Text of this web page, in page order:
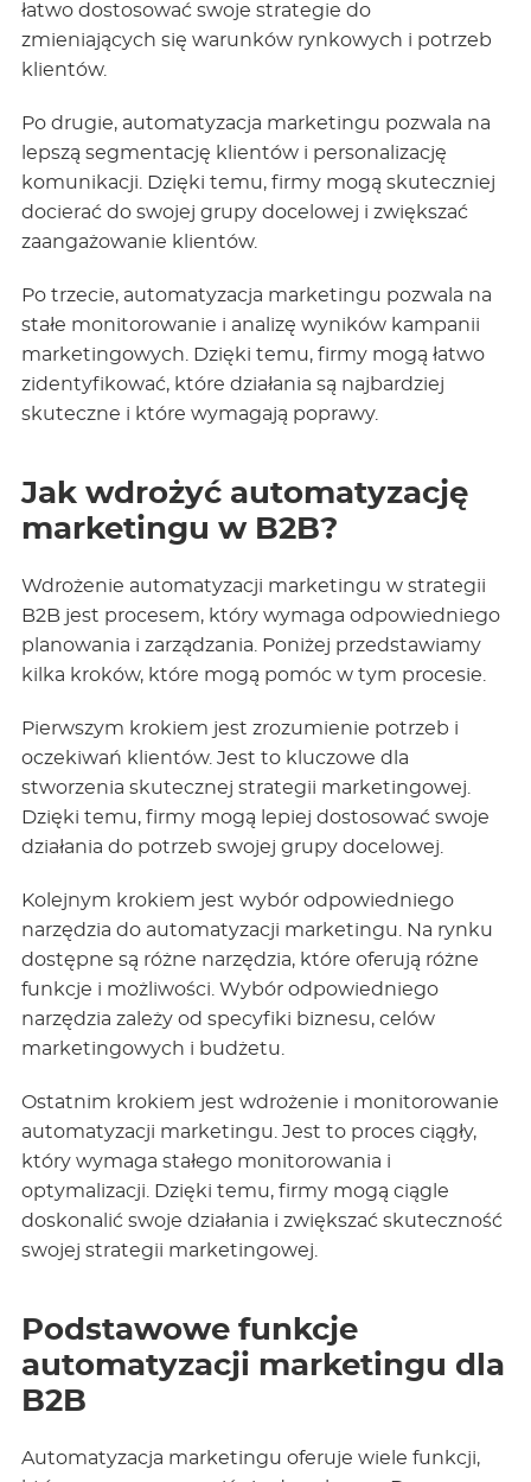
łatwo dostosować swoje strategie do
zmieniających się warunków rynkowych i potrzeb
klientów.
Po drugie, automatyzacja marketingu pozwala na
lepszą segmentację klientów i personalizację
komunikacji. Dzięki temu, firmy mogą skuteczniej
docierać do swojej grupy docelowej i zwiększać
zaangażowanie klientów.
Po trzecie, automatyzacja marketingu pozwala na
stałe monitorowanie i analizę wyników kampanii
marketingowych. Dzięki temu, firmy mogą łatwo
zidentyfikować, które działania są najbardziej
skuteczne i które wymagają poprawy.
Jak wdrożyć automatyzację
marketingu w B2B?
Wdrożenie automatyzacji marketingu w strategii
B2B jest procesem, który wymaga odpowiedniego
planowania i zarządzania. Poniżej przedstawiamy
kilka kroków, które mogą pomóc w tym procesie.
Pierwszym krokiem jest zrozumienie potrzeb i
oczekiwań klientów. Jest to kluczowe dla
stworzenia skutecznej strategii marketingowej.
Dzięki temu, firmy mogą lepiej dostosować swoje
działania do potrzeb swojej grupy docelowej.
Kolejnym krokiem jest wybór odpowiedniego
narzędzia do automatyzacji marketingu. Na rynku
dostępne są różne narzędzia, które oferują różne
funkcje i możliwości. Wybór odpowiedniego
narzędzia zależy od specyfiki biznesu, celów
marketingowych i budżetu.
Ostatnim krokiem jest wdrożenie i monitorowanie
automatyzacji marketingu. Jest to proces ciągły,
który wymaga stałego monitorowania i
optymalizacji. Dzięki temu, firmy mogą ciągle
doskonalić swoje działania i zwiększać skuteczność
swojej strategii marketingowej.
Podstawowe funkcje
automatyzacji marketingu dla
B2B
Automatyzacja marketingu oferuje wiele funkcji,